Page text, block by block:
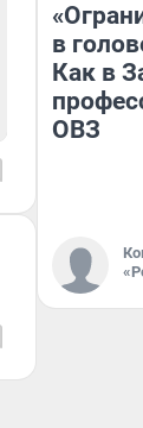
в
Как в
ОВЗ